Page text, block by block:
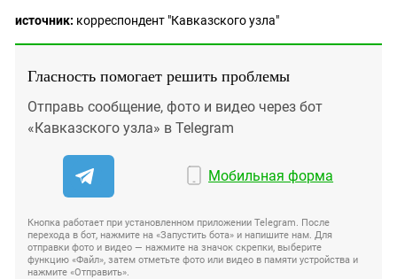
источник: корреспондент "Кавказского узла"
Гласность помогает решить проблемы
Отправь сообщение, фото и видео через бот
«Кавказского узла» в Telegram
Мобильная форма
Кнопка работает при установленном приложении Telegram. После
перехода в бот, нажмите на «Запустить бота» и напишите нам. Для
отправки фото и видео — нажмите на значок скрепки, выберите
функцию «Файл», затем отметьте фото или видео в памяти устройства и
нажмите «Отправить».